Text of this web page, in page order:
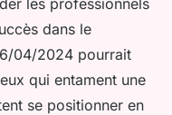
dans le
04/2024 pourrait
qui entament une
se positionner en